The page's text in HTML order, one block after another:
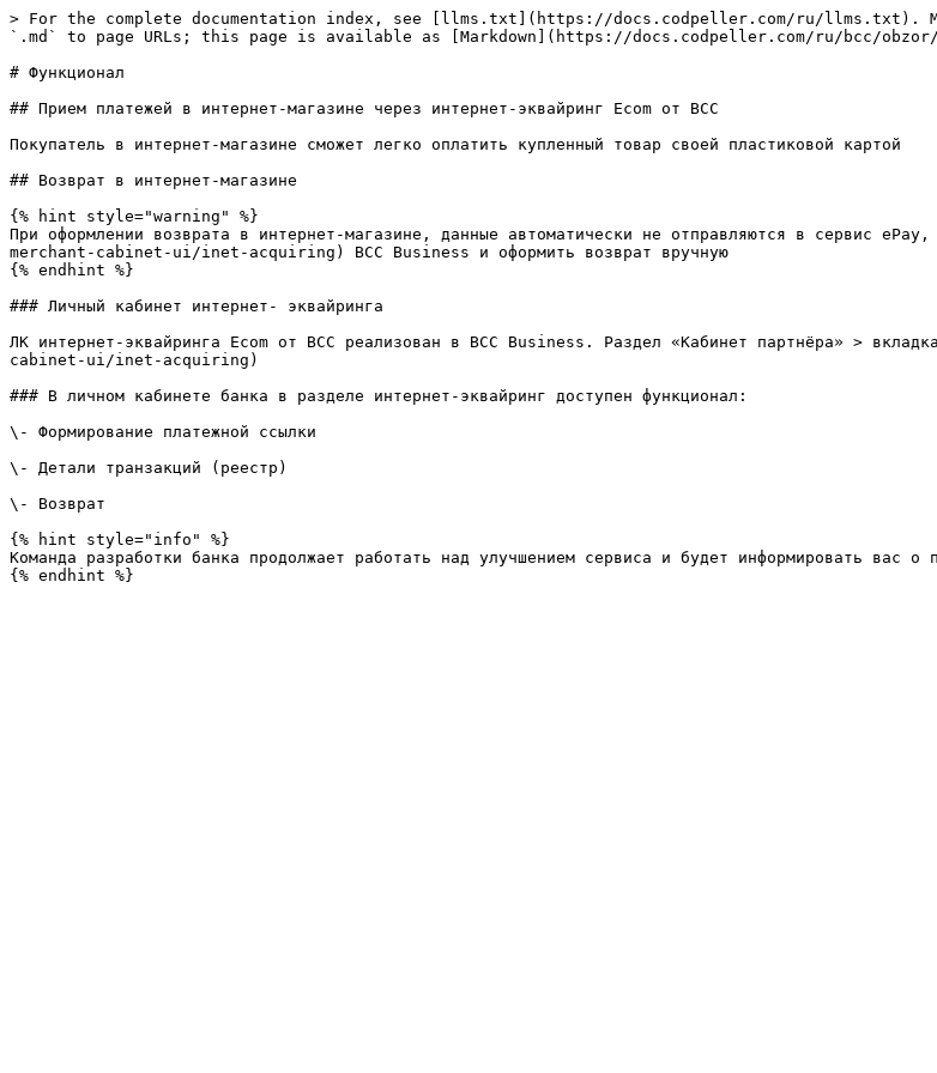
> For the complete documentation index, see [llms.txt](https://docs.codpeller.com/ru/llms.txt).
`.md` to page URLs; this page is available as [Markdown](https://docs.codpeller.com/ru/bcc/
# Функционал
## Прием платежей в интернет-магазине через интернет-эквайринг Ecom от BCC
Покупатель в интернет-магазине сможет легко оплатить купленный товар своей пластиковой картой
## Возврат в интернет-магазине
{% hint style="warning" %}
При оформлении возврата в интернет-магазине, данные автоматически не отправляются в сервис
merchant-cabinet-ui/inet-acquiring) BCC Business и оформить возврат вручную
{% endhint %}
### Личный кабинет интернет- эквайринга
ЛК интернет-эквайринга Ecom от BCC реализован в BCC Business. Раздел «Кабинет партнёра» >
cabinet-ui/inet-acquiring)
### В личном кабинете банка в разделе интернет-эквайринг доступен функционал:
\- Формирование платежной ссылки
\- Детали транзакций (реестр)
\- Возврат
{% hint style="info" %}
Команда разработки банка продолжает работать над улучшением сервиса и будет информировать вас о